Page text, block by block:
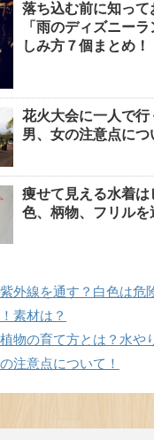
落ち込む前に知って
「雨のディズニー
しみ方７個まとめ！
花火大会に一人で行
男、女の注意点につ
痩せて見える水着は
色、柄物、フリルを
外線を通す？白色は危
素材は？
物の育て方とは？水や
注意点について！